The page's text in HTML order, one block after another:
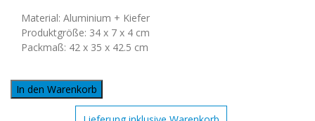
Material: Aluminium + Kiefer
Produktgröße: 34 x 7 x 4 cm
Packmaß: 42 x 35 x 42.5 cm
In den Warenkorb